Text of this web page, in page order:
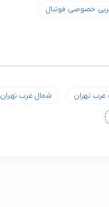
خصوصی فوتبال
تهران شمال غرب تهران